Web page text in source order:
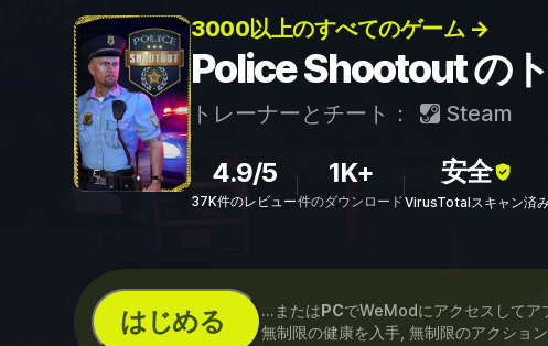
3000以上のすべてのゲーム →
Police Shootout の
トレーナーとチート： Steam
4.9/5
37K件のレビュー
1K+
件のダウンロード
安全
VirusTotalスキャン済
はじめる ...またはPCでWeModにアクセスしてア
無制限の健康を入手, 無制限のアクショ